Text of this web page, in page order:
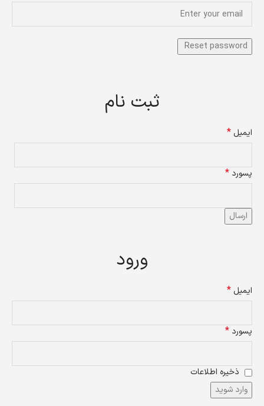
ثبت نام
ایمیل *
پسورد *
ارسال
ورود
ایمیل *
پسورد *
ذخیره اطلاعات
وارد شوید